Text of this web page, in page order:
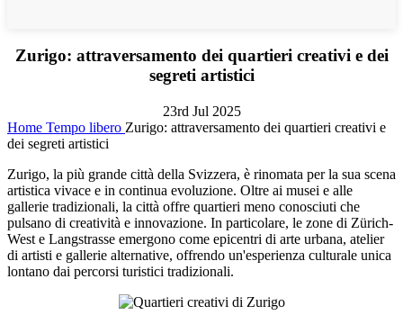
Zurigo: attraversamento dei quartieri creativi e dei
segreti artistici
23rd Jul 2025
Home Tempo libero Zurigo: attraversamento dei quartieri creativi e
dei segreti artistici
Zurigo, la più grande città della Svizzera, è rinomata per la sua scena
artistica vivace e in continua evoluzione. Oltre ai musei e alle
gallerie tradizionali, la città offre quartieri meno conosciuti che
pulsano di creatività e innovazione. In particolare, le zone di Zürich-
West e Langstrasse emergono come epicentri di arte urbana, atelier
di artisti e gallerie alternative, offrendo un'esperienza culturale unica
lontano dai percorsi turistici tradizionali.